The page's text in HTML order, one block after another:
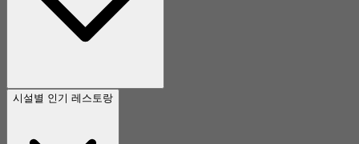
시설별 인기 레스토랑